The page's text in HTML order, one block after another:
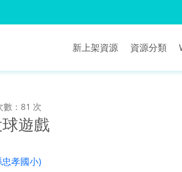
新上架資源 資源分類
數：81 次
遊戲
孝國小)